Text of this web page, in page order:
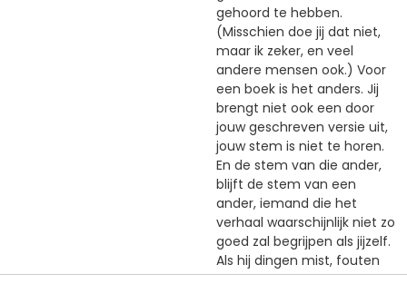
gehoord te hebben.
(Misschien doe jij dat niet,
maar ik zeker, en veel
andere mensen ook.) Voor
een boek is het anders. Jij
brengt niet ook een door
jouw geschreven versie uit,
jouw stem is niet te horen.
En de stem van die ander,
blijft de stem van een
ander, iemand die het
verhaal waarschijnlijk niet zo
goed zal begrijpen als jijzelf.
Als hij dingen mist, fouten
maakt, niet helder genoeg